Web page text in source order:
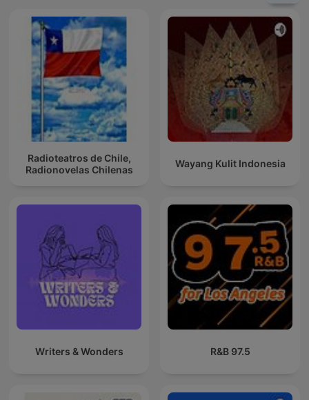
Wayang Kulit Indonesia
Radioteatros de Chile,
Radionovelas Chilenas
97.5 R&B
Writers & Wonders